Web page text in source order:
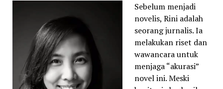
Sebelum menjadi
novelis, Rini adalah
seorang jurnalis. Ia
melakukan riset dan
wawancara untuk
menjaga “akurasi”
novel ini. Meski